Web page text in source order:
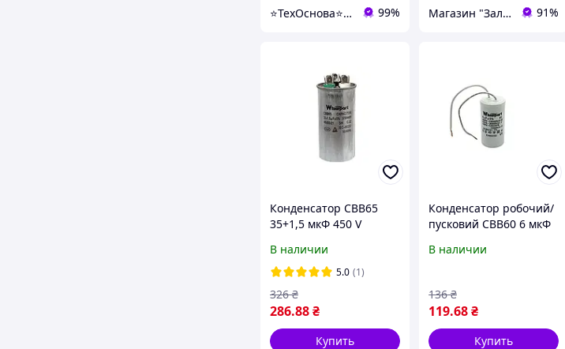
⭐️ТехОснова⭐️ - оригинальные запчасти в технику для дома 99% Магазин "Залізо" 91%
Конденсатор CBB65
35+1,5 мкФ 450 V
робочий)
В наличии
5.0 (1)
286.88₴
326 ₴
Купить
Конденсатор робочий/
пусковий CBB60 6 мкФ
Whicepart d=31 h=60
В наличии
119.68₴
136 ₴
Купить